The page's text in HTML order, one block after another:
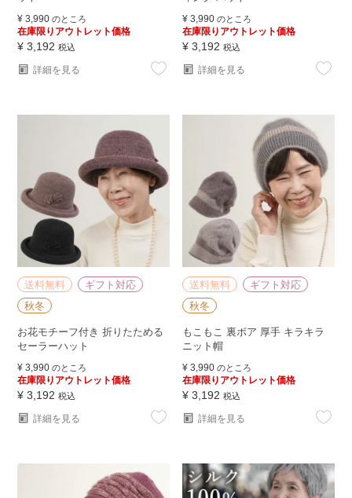
¥ 3,990 のところ
在庫限りアウトレット価格
¥ 3,192 税込
詳細を見る
¥ 3,990 のところ
在庫限りアウトレット価格
¥ 3,192 税込
詳細を見る
送料無料
ギフト対応
秋冬
お花モチーフ付き 折りたためる
セーラーハット
¥ 3,990 のところ
在庫限りアウトレット価格
¥ 3,192 税込
詳細を見る
送料無料
ギフト対応
秋冬
もこもこ 裏ボア 厚手 キラキラ
ニット帽
¥ 3,990 のところ
在庫限りアウトレット価格
¥ 3,192 税込
詳細を見る